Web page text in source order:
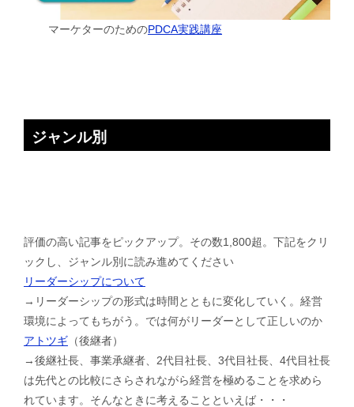
マーケターのためのPDCA実践講座
ジャンル別
評価の高い記事をピックアップ。その数1,800超。下記をクリ
ックし、ジャンル別に読み進めてください
リーダーシップについて
→リーダーシップの形式は時間とともに変化していく。経営
環境によってもちがう。では何がリーダーとして正しいのか
アトツギ （後継者）
→後継社長、事業承継者、2代目社長、3代目社長、4代目社長
は先代との比較にさらされながら経営を極めることを求めら
れています。そんなときに考えることといえば・・・